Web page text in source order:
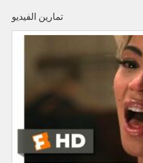
تمارين الفيديو